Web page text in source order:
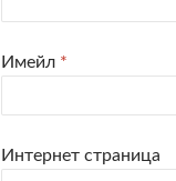
Имейл *
Интернет страница